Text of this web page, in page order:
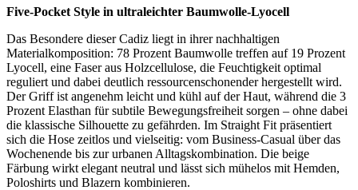
Five-Pocket Style in ultraleichter Baumwolle-Lyocell
Das Besondere dieser Cadiz liegt in ihrer nachhaltigen
Materialkomposition: 78 Prozent Baumwolle treffen auf 19 Prozent
Lyocell, eine Faser aus Holzcellulose, die Feuchtigkeit optimal
reguliert und dabei deutlich ressourcenschonender hergestellt wird.
Der Griff ist angenehm leicht und kühl auf der Haut, während die 3
Prozent Elasthan für subtile Bewegungsfreiheit sorgen – ohne dabei
die klassische Silhouette zu gefährden. Im Straight Fit präsentiert
sich die Hose zeitlos und vielseitig: vom Business-Casual über das
Wochenende bis zur urbanen Alltagskombination. Die beige
Färbung wirkt elegant neutral und lässt sich mühelos mit Hemden,
Poloshirts und Blazern kombinieren.